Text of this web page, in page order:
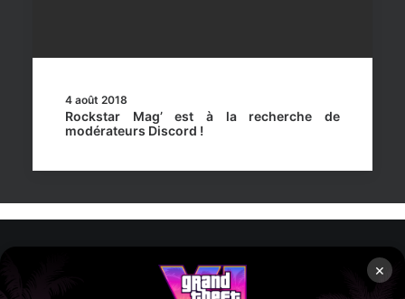
×
4 août 2018
Rockstar Mag’ est à la recherche de
modérateurs Discord !
Rockstar Mag’, Copyright © 2013-2026 – Tous droits réservés –